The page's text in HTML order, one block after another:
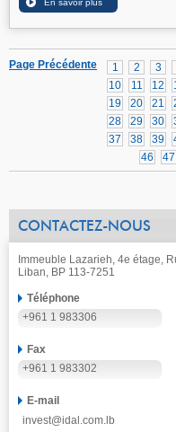
1 2 3
10
11 12
19
20 21
28
29 30
37
38 39
46
47
Page Précédente
CONTACTEZ-NOUS
Immeuble Lazarieh, 4e étage,
Liban, BP 113-7251
Téléphone
+961 1 983306
Fax
+961 1 983302
E-mail
invest@idal.com.lb